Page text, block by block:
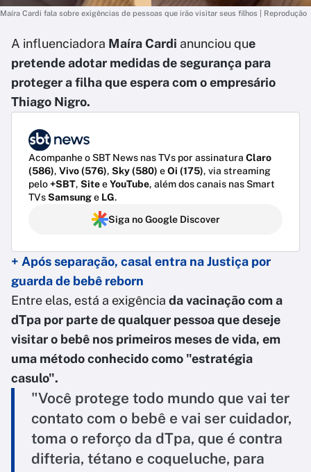
Maíra Cardi fala sobre exigências de pessoas que irão visitar seus filhos | Reprodução
A influenciadora Maíra Cardi anunciou que
pretende adotar medidas de segurança para
proteger a filha que espera com o empresário
Thiago Nigro.
Acompanhe o SBT News nas TVs por assinatura Claro
(586), Vivo (576), Sky (580) eOi (175), via streaming
pelo+SBT, SiteeYouTube, além dos canais nas Smart
TVsSamsunge LG.
Siga no Google Discover
+ Após separação, casal entra na Justiça por
guarda de bebê reborn
Entre elas, está a exigência da vacinação com a
dTpa por parte de qualquer pessoa que deseje
visitar o bebê nos primeiros meses de vida, em
uma método conhecido como "estratégia
casulo".
"Você protege todo mundo que vai ter
contato com o bebê e vai ser cuidador,
toma o reforço da dTpa, que é contra
difteria, tétano e coqueluche, para